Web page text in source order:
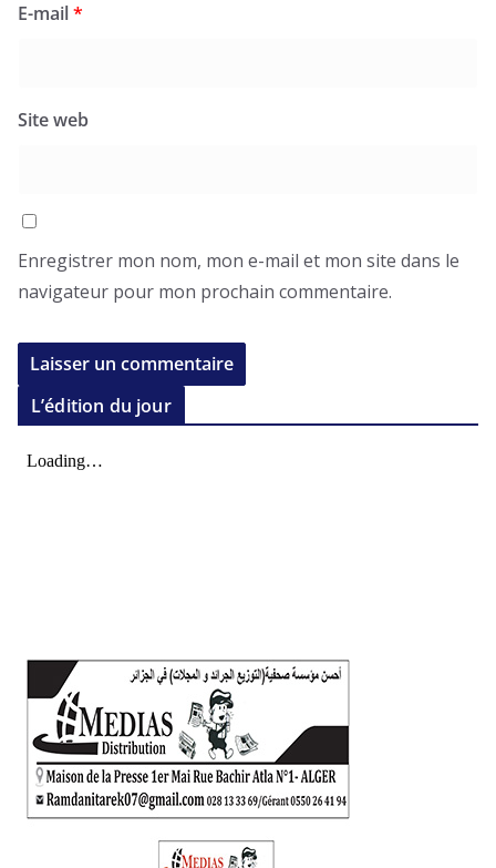
E-mail*
Site web
Enregistrer mon nom, mon e-mail et mon site dans le
navigateur pour mon prochain commentaire.
L’édition du jour